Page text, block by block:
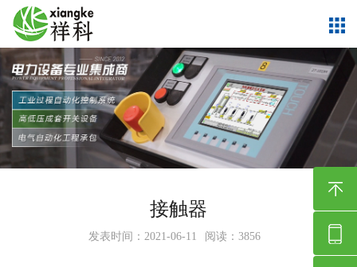
接触器
发表时间：2021-06-11 阅读：3856